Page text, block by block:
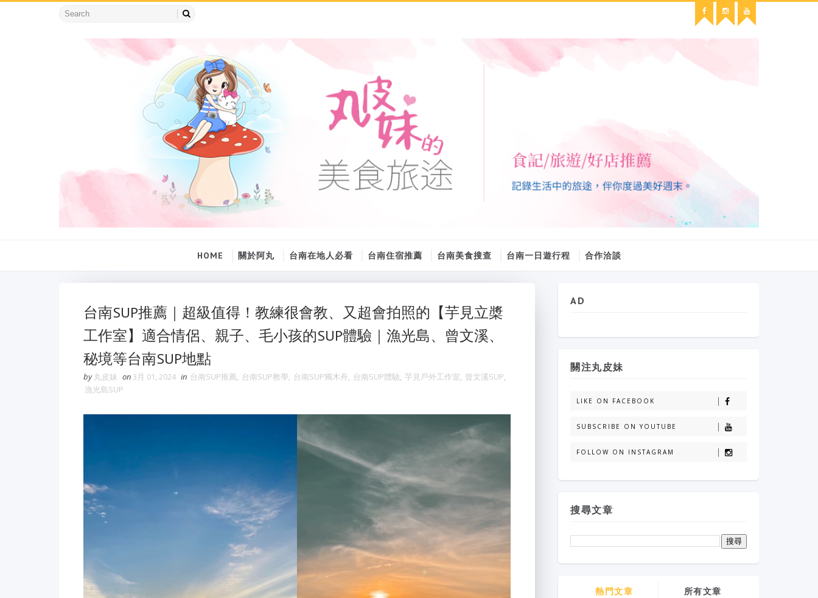
HOME 關於阿丸 台南在地人必看 台南住宿推薦 台南美食搜查 台南一日遊行程 合作洽談
台南SUP推薦｜超級值得！教練很會教、又超會拍照的【芋見立槳
工作室】適合情侶、親子、毛小孩的SUP體驗｜漁光島、曾文溪、
秘境等台南SUP地點
by 丸皮妹 on 3月 01, 2024 in 台南SUP推薦, 台南SUP教學, 台南SUP獨木舟, 台南SUP體驗, 芋見戶外工作室, 曾文溪SUP,
漁光島SUP
AD
關注丸皮妹
LIKE ON FACEBOOK
SUBSCRIBE ON YOUTUBE
FOLLOW ON INSTAGRAM
搜尋文章
熱門文章 所有文章